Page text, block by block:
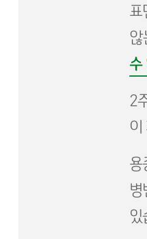
표
않
수
2
용
병
있